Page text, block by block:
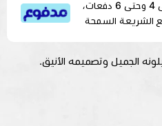
قسم دفعاتك بطريقة ميسرة إلى 4 وحتى 6 دفعات،
الشريعة السمحة
الجميل وتصميمه الأنيق.